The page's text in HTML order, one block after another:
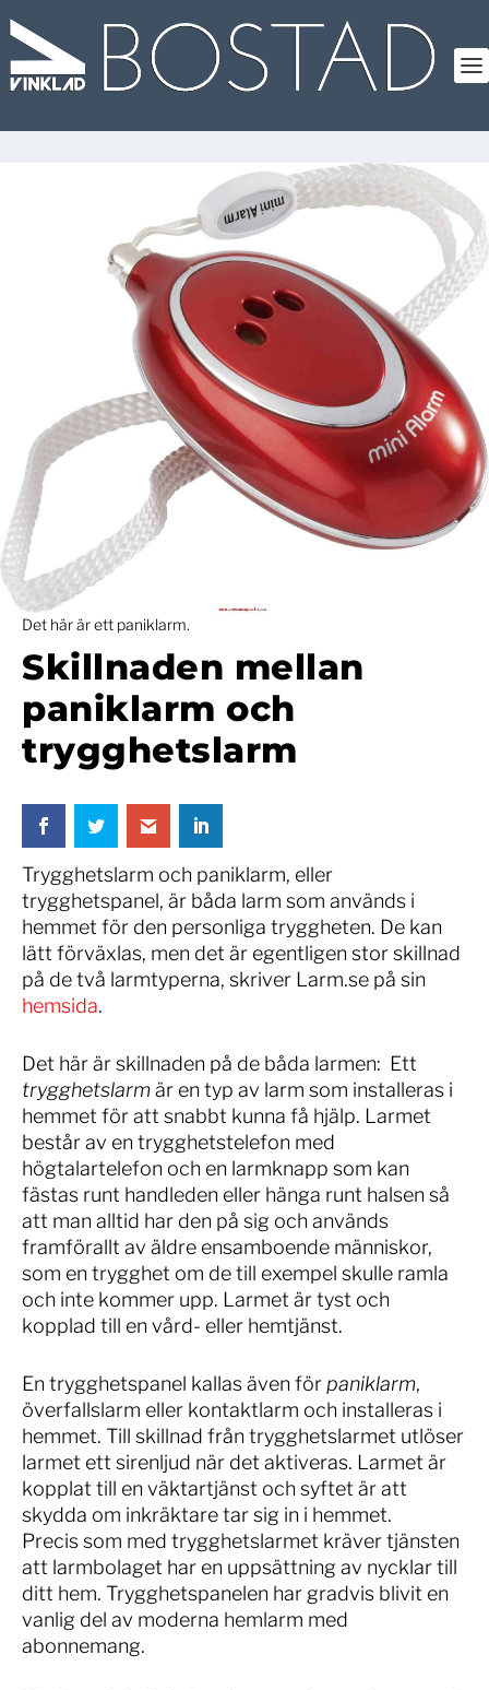
Det här är ett paniklarm.
Skillnaden mellan
paniklarm och
trygghetslarm
Trygghetslarm och paniklarm, eller
trygghetspanel, är båda larm som används i
hemmet för den personliga tryggheten. De kan
lätt förväxlas, men det är egentligen stor skillnad
på de två larmtyperna, skriver Larm.se på sin
hemsida.
Det här är skillnaden på de båda larmen: Ett
trygghetslarmär en typ av larm som installeras i
hemmet för att snabbt kunna få hjälp. Larmet
består av en trygghetstelefon med
högtalartelefon och en larmknapp som kan
fästas runt handleden eller hänga runt halsen så
att man alltid har den på sig och används
framförallt av äldre ensamboende människor,
som en trygghet om de till exempel skulle ramla
och inte kommer upp. Larmet är tyst och
kopplad till en vård- eller hemtjänst.
En trygghetspanel kallas även för paniklarm,
överfallslarm eller kontaktlarm och installeras i
hemmet. Till skillnad från trygghetslarmet utlöser
larmet ett sirenljud när det aktiveras. Larmet är
kopplat till en väktartjänst och syftet är att
skydda om inkräktare tar sig in i hemmet.
Precis som med trygghetslarmet kräver tjänsten
att larmbolaget har en uppsättning av nycklar till
ditt hem. Trygghetspanelen har gradvis blivit en
vanlig del av moderna hemlarm med
abonnemang.